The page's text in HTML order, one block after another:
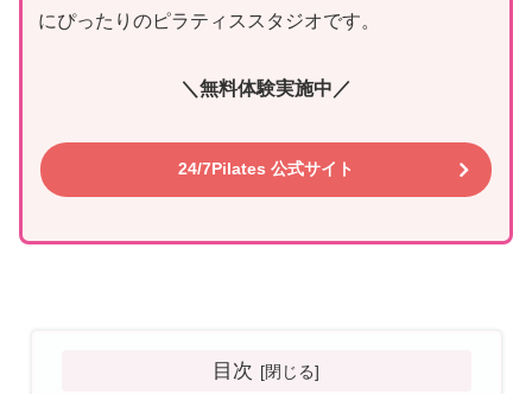
にぴったりのピラティススタジオです。
＼無料体験実施中／
24/7Pilates 公式サイト
目次